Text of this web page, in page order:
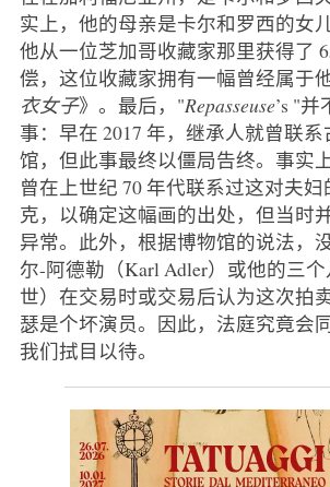
实上，他的母亲是卡尔和罗西的女儿
他从一位芝加哥收藏家那里获得了
偿，这位收藏家拥有一幅曾经属于
衣女子》。最后，"Repasseuse’s "
事：早在 2017 年，继承人就曾联
馆，但此事最终以僵局告终。事实
曾在上世纪 70 年代联系过这对夫
克，以确定这幅画的出处，但当时
异常。此外，根据博物馆的说法，
尔-阿德勒（Karl Adler）或他的三
世）在交易时或交易后认为这次拍
瑟是个坏演员。因此，法庭究竟会
我们拭目以待。